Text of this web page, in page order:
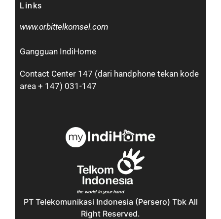
Links
www.orbittelkomsel.com
Gangguan IndiHome
Contact Center 147 (dari handphone tekan kode
area + 147) 031-147
PT Telekomunikasi Indonesia (Persero) Tbk All
Right Reserved.